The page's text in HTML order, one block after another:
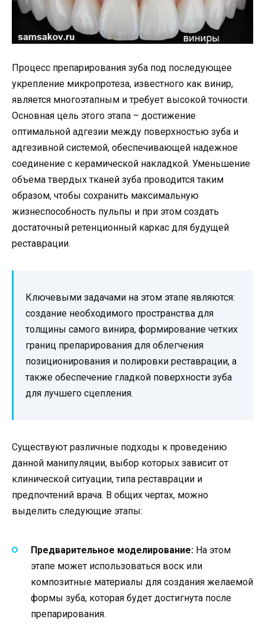
Процесс препарирования зуба под последующее
укрепление микропротеза, известного как винир,
является многоэтапным и требует высокой точности.
Основная цель этого этапа – достижение
оптимальной адгезии между поверхностью зуба и
адгезивной системой, обеспечивающей надежное
соединение с керамической накладкой. Уменьшение
объема твердых тканей зуба проводится таким
образом, чтобы сохранить максимальную
жизнеспособность пульпы и при этом создать
достаточный ретенционный каркас для будущей
реставрации.
Ключевыми задачами на этом этапе являются:
создание необходимого пространства для
толщины самого винира, формирование четких
границ препарирования для облегчения
позиционирования и полировки реставрации, а
также обеспечение гладкой поверхности зуба
для лучшего сцепления.
Существуют различные подходы к проведению
данной манипуляции, выбор которых зависит от
клинической ситуации, типа реставрации и
предпочтений врача. В общих чертах, можно
выделить следующие этапы:
Предварительное моделирование: На этом
этапе может использоваться воск или
композитные материалы для создания желаемой
формы зуба, которая будет достигнута после
препарирования.